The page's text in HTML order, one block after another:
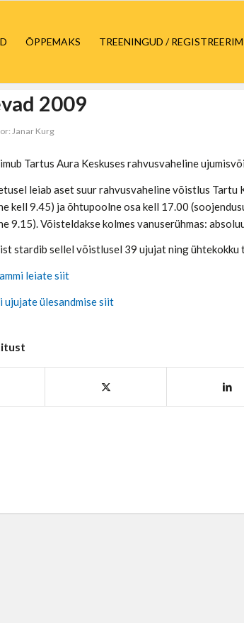
ÕPPEMAKS TREENINGUD /
2009
Janar Kurg
Tartus Aura Keskuses rahvusvaheline
leiab aset suur rahvusvaheline võistlus
kell 9.45) ja õhtupoolne osa kell 17.00
9.15). Võisteldakse kolmes vanuserühmas:
stardib sellel võistlusel 39 ujujat ning
leiate siit
ujujate ülesandmise siit